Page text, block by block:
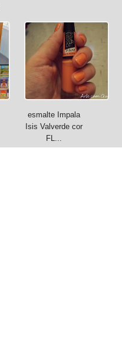
esmalte Impala
Isis Valverde cor
FL...